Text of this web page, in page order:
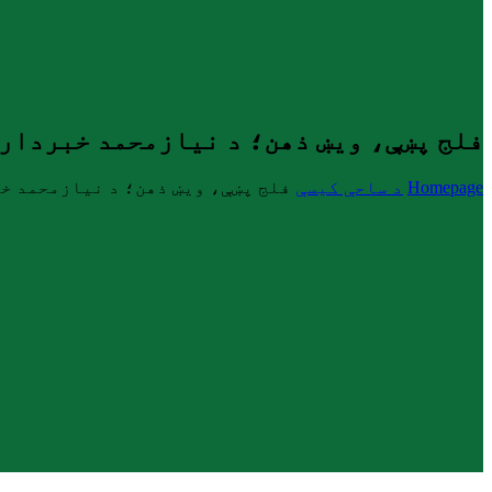
فلج پښې، ویښ ذهن؛ د نیازمحمد
Homepage د ساحې کیسې فلج پښې، ویښ ذهن؛ د نیازمحمد